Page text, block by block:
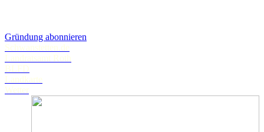
Gründung abonnieren
Schwanstetten.de
Landratsamt Roth
BLFD
Landkarte
Wetter